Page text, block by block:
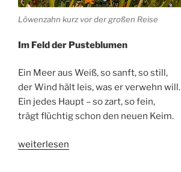
Löwenzahn kurz vor der großen Reise
Im Feldder Pusteblumen
Ein Meeraus Weiß,sosanft,sostill,
derWind hält leis,was erverwehn will.
Ein jedes Haupt –sozart,sofein,
trägtflüchtigschon den neuen Keim.
„Pusteblumen
weiterlesen